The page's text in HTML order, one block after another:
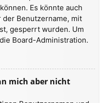
Es könnte auch
der Benutzername, mit
gesperrt wurden. Um
Board-Administration.
mich aber nicht